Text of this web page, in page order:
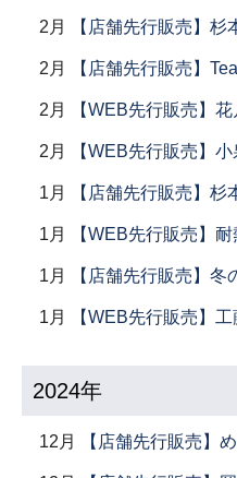
2月 【店舗先行販売】
2月 【店舗先行販売】
2月 【WEB先行販売】
2月 【WEB先行販売】
1月 【店舗先行販売】
1月 【WEB先行販売】
1月 【店舗先行販売】冬
1月 【WEB先行販売】
2024年
12月 【店舗先行販売】